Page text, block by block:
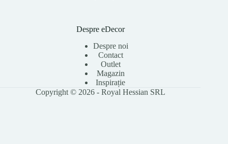
Despre eDecor
Despre noi
Contact
Outlet
Magazin
Inspirație
Copyright © 2026 - Royal Hessian SRL